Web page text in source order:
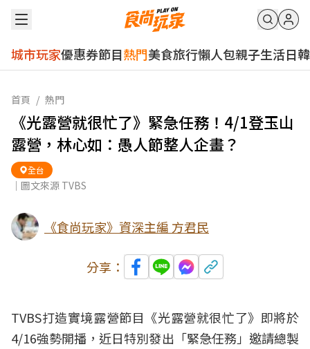
城市玩家優惠券節目熱門美食旅行懶人包親子生活日韓
首頁 / 熱門
《光露營就很忙了》緊急任務！4/1登玉山
露營，林心如：愚人節整人企畫？
全台
｜圖文來源 TVBS
《食尚玩家》資深主編 方君民
分享：
TVBS打造實境露營節目《光露營就很忙了》即將於
4/16強勢開播，近日特別發出「緊急任務」邀請總製